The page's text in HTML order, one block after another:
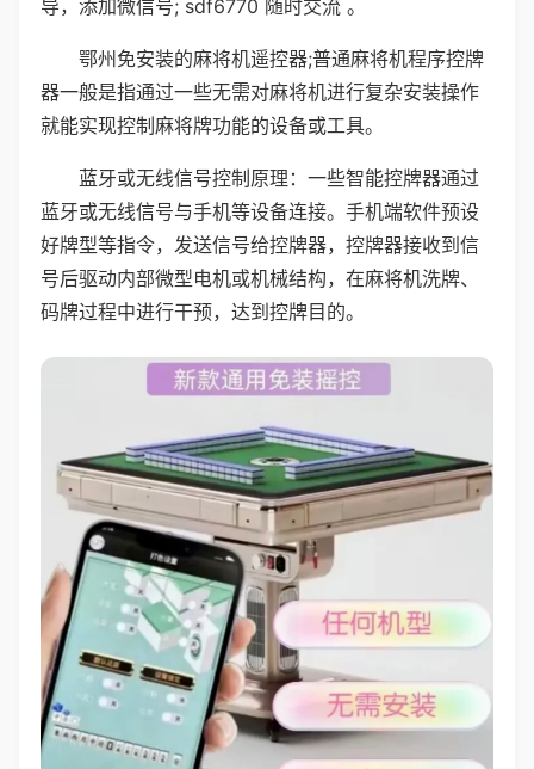
导，添加微信号; sdf6770 随时交流 。
鄂州免安装的麻将机遥控器;普通麻将机程序控牌
器一般是指通过一些无需对麻将机进行复杂安装操作
就能实现控制麻将牌功能的设备或工具。
蓝牙或无线信号控制原理：一些智能控牌器通过
蓝牙或无线信号与手机等设备连接。手机端软件预设
好牌型等指令，发送信号给控牌器，控牌器接收到信
号后驱动内部微型电机或机械结构，在麻将机洗牌、
码牌过程中进行干预，达到控牌目的。